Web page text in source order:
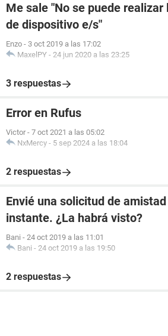
Me sale "No se puede
de dispositivo e/s"
Enzo - 3 oct 2019 a las 17:02
MaxelPY - 24 jun 2020 a las 23:25
3 respuestas
Error en Rufus
Victor - 7 oct 2021 a las 05:02
NxMercy - 5 sep 2024 a las 18:04
2 respuestas
Envié una solicitud de
instante. ¿La habrá visto?
Bani - 24 oct 2019 a las 11:01
Bani - 24 oct 2019 a las 19:50
2 respuestas